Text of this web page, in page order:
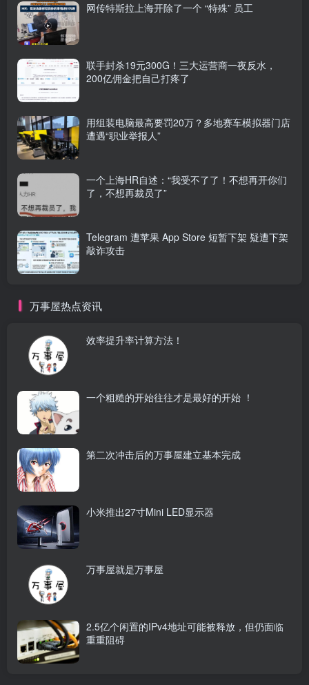
网传特斯拉上海开除了一个 “特殊” 员工
联手封杀19元300G！三大运营商一夜反水，
200亿佣金把自己打疼了
用组装电脑最高要罚20万？多地赛车模拟器门店
遭遇“职业举报人”
一个上海HR自述：“我受不了了！不想再开你们
了，不想再裁员了”
Telegram 遭苹果 App Store 短暂下架 疑遭下架
敲诈攻击
万事屋热点资讯
效率提升率计算方法！
一个粗糙的开始往往才是最好的开始 ！
第二次冲击后的万事屋建立基本完成
小米推出27寸Mini LED显示器
万事屋就是万事屋
2.5亿个闲置的IPv4地址可能被释放，但仍面临
重重阻碍